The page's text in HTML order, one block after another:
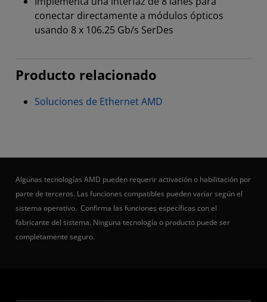
conectar directamente a módulos ópticos
usando 8 x 106.25 Gb/s SerDes
Producto relacionado
Soluciones de Ethernet AMD
Algunas tecnologías AMD pueden requerir activación o habilitación por
parte de terceros. Las funciones compatibles pueden variar según el
sistema operativo. Confirma las funciones específicas con el
fabricante del sistema. Ninguna tecnología o producto puede ser
completamente seguro.